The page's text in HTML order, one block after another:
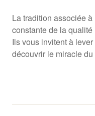
La tradition associée
constante de la
Ils vous invitent à
découvrir le miracle du